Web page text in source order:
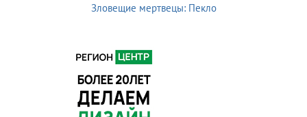
Зловещие мертвецы: Пекло